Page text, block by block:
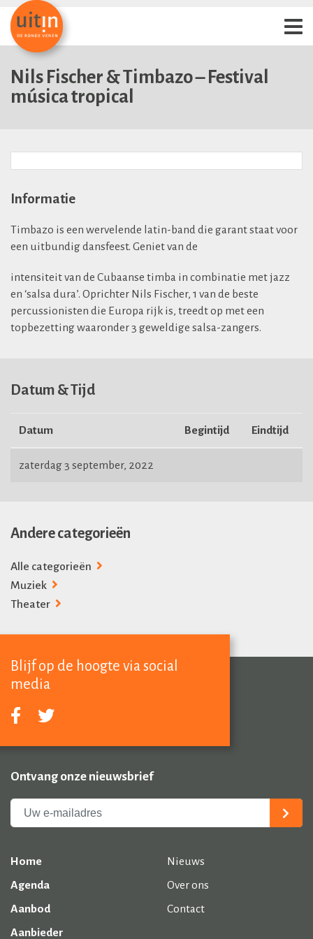
Nils Fischer & Timbazo – Festival
música tropical
Informatie
Timbazo is een wervelende latin-band die garant staat voor
een uitbundig dansfeest. Geniet van de
intensiteit van de Cubaanse timba in combinatie met jazz
en ‘salsa dura’. Oprichter Nils Fischer, 1 van de beste
percussionisten die Europa rijk is, treedt op met een
topbezetting waaronder 3 geweldige salsa-zangers.
Datum & Tijd
Datum Begintijd Eindtijd
zaterdag 3 september, 2022
Andere categorieën
Alle categorieën
Muziek
Theater
Blijf op de hoogte via social
media
Ontvang onze nieuwsbrief
Home
Agenda
Aanbod
Aanbieder
Nieuws
Over ons
Contact